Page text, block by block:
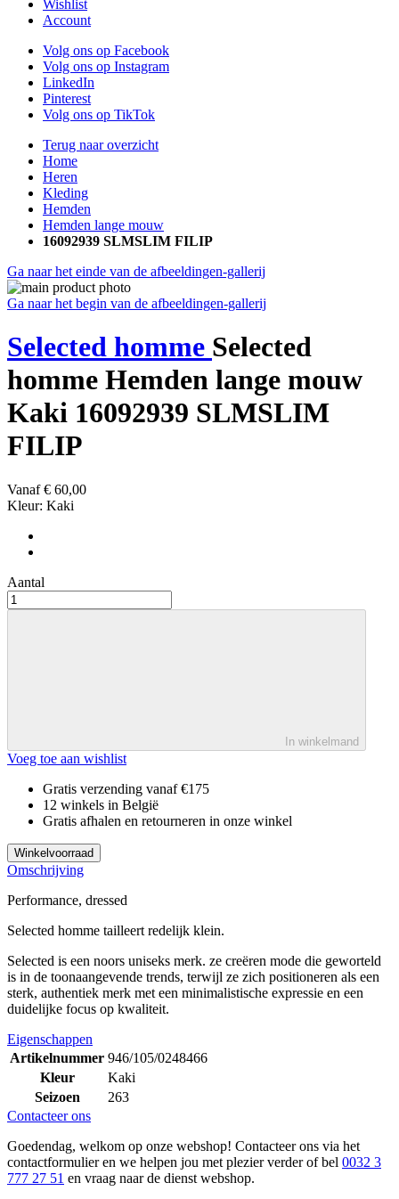
Wishlist
Account
Volg ons op Facebook
Volg ons op Instagram
LinkedIn
Pinterest
Volg ons op TikTok
Terug naar overzicht
Home
Heren
Kleding
Hemden
Hemden lange mouw
16092939 SLMSLIM FILIP
Ga naar het einde van de afbeeldingen-gallerij
Ga naar het begin van de afbeeldingen-gallerij
Selected homme Selected
homme Hemden lange mouw
Kaki 16092939 SLMSLIM
FILIP
Vanaf € 60,00
Kleur: Kaki
Aantal
In winkelmand
Voeg toe aan wishlist
Gratis verzending vanaf €175
12 winkels in België
Gratis afhalen en retourneren in onze winkel
Winkelvoorraad
Omschrijving
Performance, dressed
Selected homme tailleert redelijk klein.
Selected is een noors uniseks merk. ze creëren mode die geworteld
is in de toonaangevende trends, terwijl ze zich positioneren als een
sterk, authentiek merk met een minimalistische expressie en een
duidelijke focus op kwaliteit.
Eigenschappen
Artikelnummer 946/105/0248466
Kleur
Kaki
Seizoen
263
Contacteer ons
Goedendag, welkom op onze webshop! Contacteer ons via het
contactformulier en we helpen jou met plezier verder of bel 0032 3
777 27 51 en vraag naar de dienst webshop.